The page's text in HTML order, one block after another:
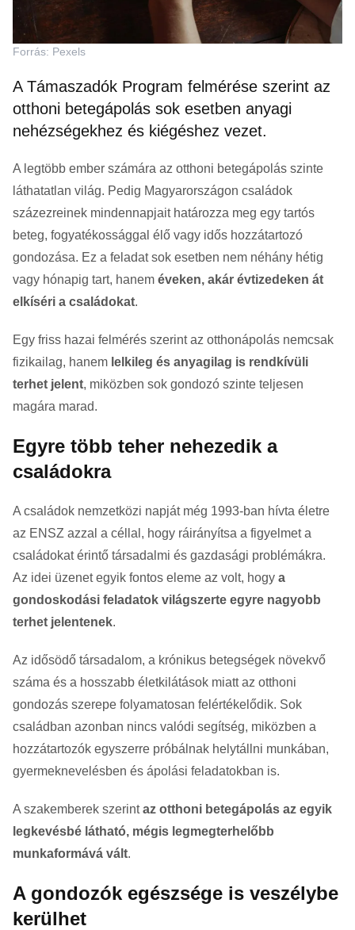
Forrás: Pexels
A Támaszadók Program felmérése szerint az
otthoni betegápolás sok esetben anyagi
nehézségekhez és kiégéshez vezet.
A legtöbb ember számára az otthoni betegápolás szinte
láthatatlan világ. Pedig Magyarországon családok
százezreinek mindennapjait határozza meg egy tartós
beteg, fogyatékossággal élő vagy idős hozzátartozó
gondozása. Ez a feladat sok esetben nem néhány hétig
vagy hónapig tart, hanem éveken, akár évtizedeken át
elkíséri a családokat.
Egy friss hazai felmérés szerint az otthonápolás nemcsak
fizikailag, hanem lelkileg és anyagilag is rendkívüli
terhet jelent, miközben sok gondozó szinte teljesen
magára marad.
Egyre több teher nehezedik a
családokra
A családok nemzetközi napját még 1993-ban hívta életre
az ENSZ azzal a céllal, hogy ráirányítsa a figyelmet a
családokat érintő társadalmi és gazdasági problémákra.
Az idei üzenet egyik fontos eleme az volt, hogy a
gondoskodási feladatok világszerte egyre nagyobb
terhet jelentenek.
Az idősödő társadalom, a krónikus betegségek növekvő
száma és a hosszabb életkilátások miatt az otthoni
gondozás szerepe folyamatosan felértékelődik. Sok
családban azonban nincs valódi segítség, miközben a
hozzátartozók egyszerre próbálnak helytállni munkában,
gyermeknevelésben és ápolási feladatokban is.
A szakemberek szerintaz otthoni betegápolás az egyik
legkevésbé látható, mégis legmegterhelőbb
munkaformává vált.
A gondozók egészsége is veszélybe
kerülhet